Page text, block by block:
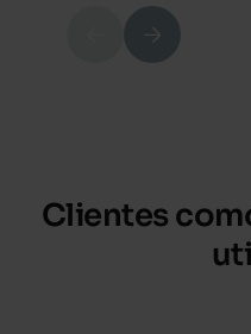
Previous
Clientes